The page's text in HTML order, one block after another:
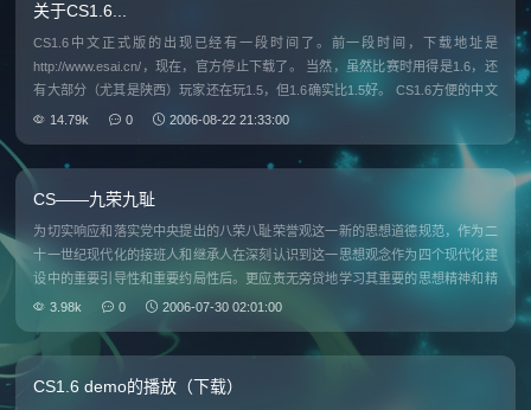
关于CS1.6...
CS1.6中文正式版的出现已经有一段时间了。前一段时间，下载地址是
http://www.esai.cn/，现在，官方停止下载了。 当然，虽然比赛时用得是1.6，还
有大部分（尤其是陕西）玩家还在玩1.5，但1.6确实比1.5好。 CS1.6方便的中文
菜单，且强化了菜单。 CS1.6的新增功
14.79k 0 2006-08-22 21:33:00
CS——九荣九耻
为切实响应和落实党中央提出的八荣八耻荣誉观这一新的思想道德规范，作为二
十一世纪现代化的接班人和继承人在深刻认识到这一思想观念作为四个现代化建
设中的重要引导性和重要约局性后。更应责无旁贷地学习其重要的思想精神和精
髓所在，融会贯通使其如一条红线般贯穿于我们的生活学习和工作当中。 CS是
3.98k 0 2006-07-30 02:01:00
CS1.6 demo的播放（下载）